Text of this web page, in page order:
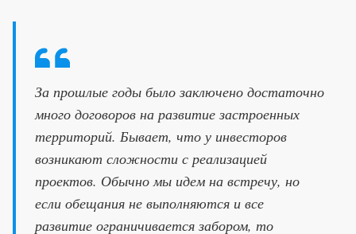
За прошлые годы было заключено достаточно
много договоров на развитие застроенных
территорий. Бывает, что у инвесторов
возникают сложности с реализацией
проектов. Обычно мы идем на встречу, но
если обещания не выполняются и все
развитие ограничивается забором, то